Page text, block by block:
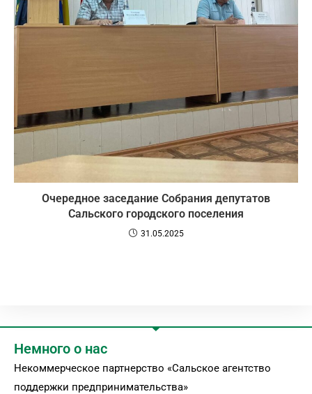
Очередное заседание Собрания депутатов
Сальского городского поселения
31.05.2025
Немного о нас
Некоммерческое партнерство «Сальское агентство
поддержки предпринимательства»